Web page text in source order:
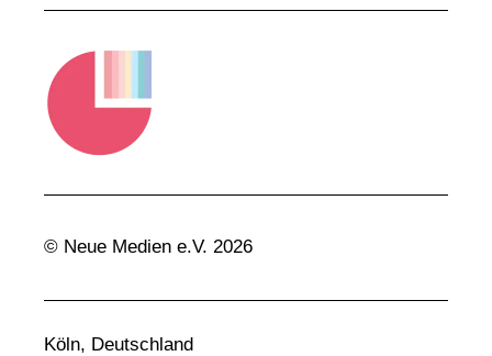
© Neue Medien e.V. 2026
Köln, Deutschland